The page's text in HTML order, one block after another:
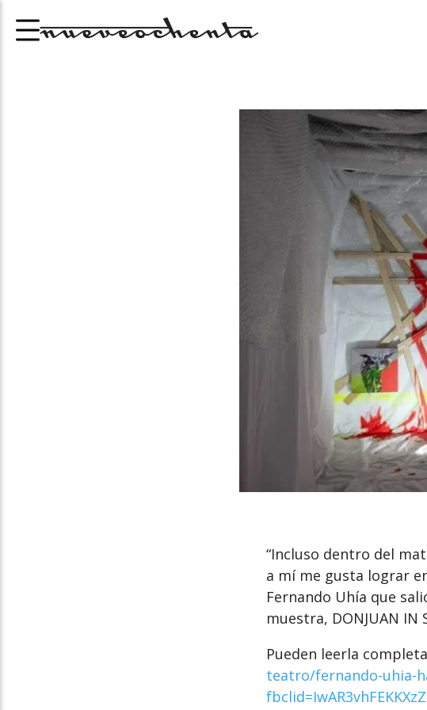
“Incluso dentro del
a mí me gusta lograr
Fernando Uhía que
muestra, DONJUAN IN
Pueden leerla
teatro/fernando-uhia-